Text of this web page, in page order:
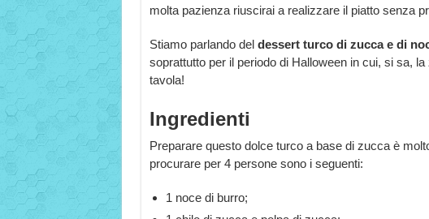
molta pazienza riuscirai a realizzare il piatto senza
Stiamo parlando del dessert turco di zucca e di
soprattutto per il periodo di Halloween in cui, si sa,
tavola!
Ingredienti
Preparare questo dolce turco a base di zucca è
procurare per 4 persone sono i seguenti:
1 noce di burro;